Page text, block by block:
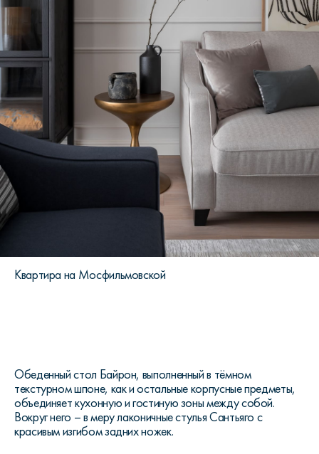
Квартира на Мосфильмовской
Обеденный стол Байрон, выполненный в тёмном
текстурном шпоне, как и остальные корпусные предметы,
объединяет кухонную и гостиную зоны между собой.
Вокруг него – в меру лаконичные стулья Сантьяго с
красивым изгибом задних ножек.